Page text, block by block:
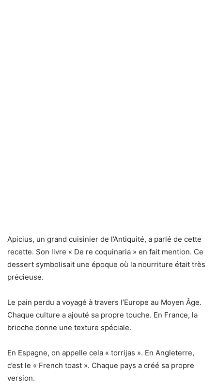
Apicius, un grand cuisinier de l’Antiquité, a parlé de cette
recette. Son livre « De re coquinaria » en fait mention. Ce
dessert symbolisait une époque où la nourriture était très
précieuse.
Le pain perdu a voyagé à travers l’Europe au Moyen Âge.
Chaque culture a ajouté sa propre touche. En France, la
brioche donne une texture spéciale.
En Espagne, on appelle cela « torrijas ». En Angleterre,
c’est le « French toast ». Chaque pays a créé sa propre
version.